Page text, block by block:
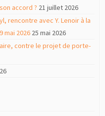
accord ? 21 juillet 2026
rencontre avec Y. Lenoir à la
mai 2026 25 mai 2026
contre le projet de porte-